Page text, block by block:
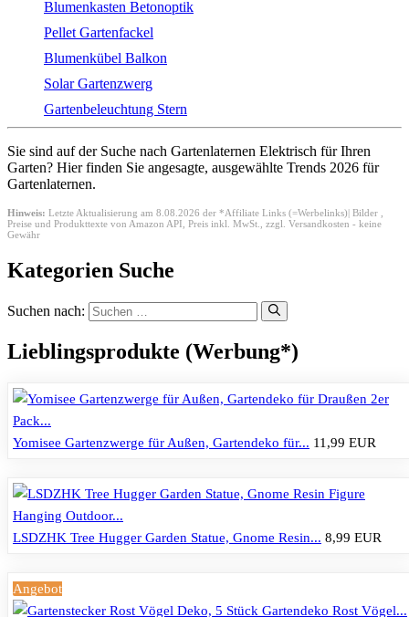
Blumenkasten Betonoptik
Pellet Gartenfackel
Blumenkübel Balkon
Solar Gartenzwerg
Gartenbeleuchtung Stern
Sie sind auf der Suche nach Gartenlaternen Elektrisch für Ihren
Garten? Hier finden Sie angesagte, ausgewählte Trends 2026 für
Gartenlaternen.
Hinweis: Letzte Aktualisierung am 8.08.2026 der *Affiliate Links (=Werbelinks)| Bilder ,
Preise und Produkttexte von Amazon API, Preis inkl. MwSt., zzgl. Versandkosten - keine
Gewähr
Kategorien Suche
Suchen nach:
Lieblingsprodukte (Werbung*)
Yomisee Gartenzwerge für Außen, Gartendeko für... 11,99 EUR
LSDZHK Tree Hugger Garden Statue, Gnome Resin... 8,99 EUR
Angebot